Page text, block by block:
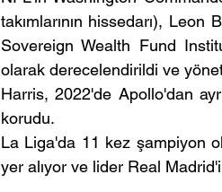
takımlarının hissedarı),
Sovereign Wealth Fund
olarak derecelendirildi ve
Harris, 2022'de Apollo'dan
korudu.
La Liga'da 11 kez şampiyon
yer alıyor ve lider Real